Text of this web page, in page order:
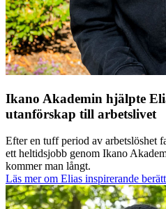
Ikano Akademin hjälpte
utanförskap till arbetslivet
Efter en tuff period av arbetslöshet
ett heltidsjobb genom Ikano
kommer man långt.
Läs mer om Elias inspirerande